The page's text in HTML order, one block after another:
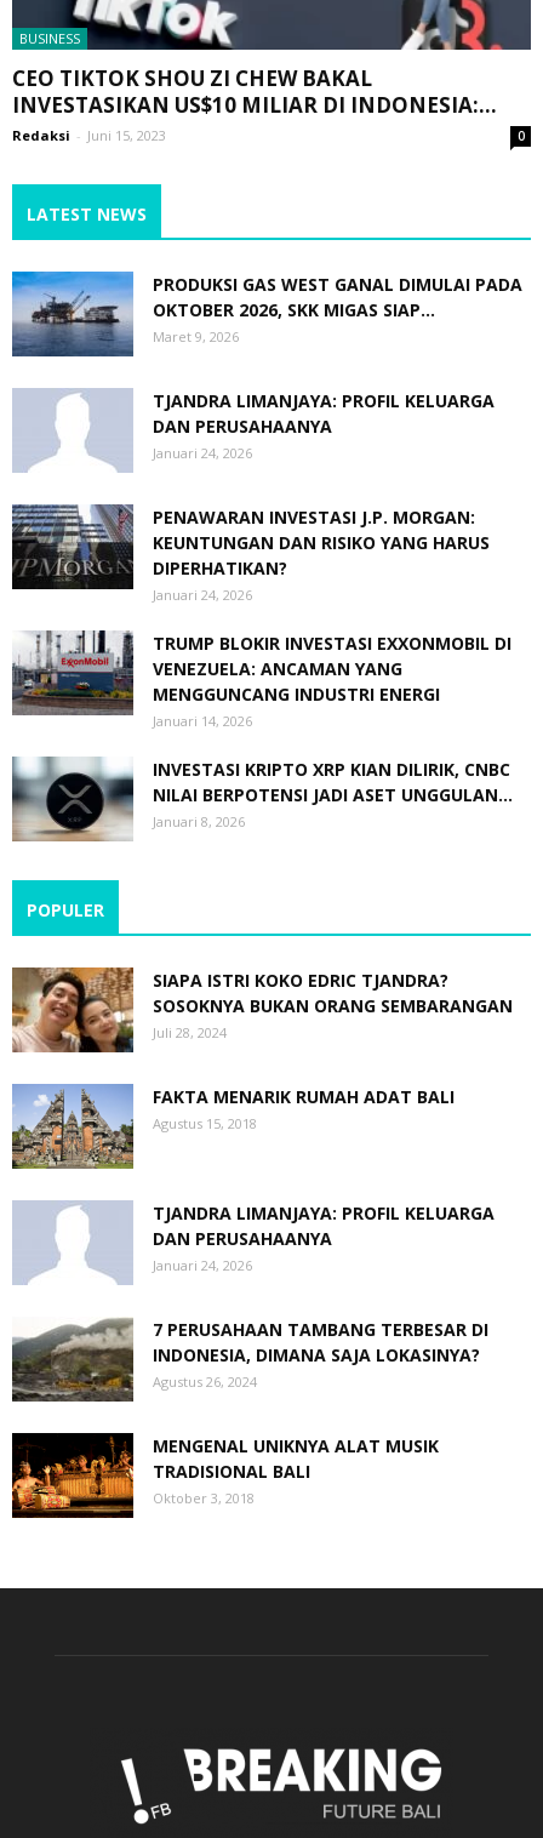
BUSINESS
CEO TIKTOK SHOU ZI CHEW BAKAL
INVESTASIKAN US$10 MILIAR DI INDONESIA:...
Redaksi - Juni 15, 2023 0
LATEST NEWS
PRODUKSI GAS WEST GANAL DIMULAI PADA
OKTOBER 2026, SKK MIGAS SIAP...
Maret 9, 2026
TJANDRA LIMANJAYA: PROFIL KELUARGA
DAN PERUSAHAANYA
Januari 24, 2026
PENAWARAN INVESTASI J.P. MORGAN:
KEUNTUNGAN DAN RISIKO YANG HARUS
DIPERHATIKAN?
Januari 24, 2026
TRUMP BLOKIR INVESTASI EXXONMOBIL DI
VENEZUELA: ANCAMAN YANG
MENGGUNCANG INDUSTRI ENERGI
Januari 14, 2026
INVESTASI KRIPTO XRP KIAN DILIRIK, CNBC
NILAI BERPOTENSI JADI ASET UNGGULAN...
Januari 8, 2026
POPULER
SIAPA ISTRI KOKO EDRIC TJANDRA?
SOSOKNYA BUKAN ORANG SEMBARANGAN
Juli 28, 2024
FAKTA MENARIK RUMAH ADAT BALI
Agustus 15, 2018
TJANDRA LIMANJAYA: PROFIL KELUARGA
DAN PERUSAHAANYA
Januari 24, 2026
7 PERUSAHAAN TAMBANG TERBESAR DI
INDONESIA, DIMANA SAJA LOKASINYA?
Agustus 26, 2024
MENGENAL UNIKNYA ALAT MUSIK
TRADISIONAL BALI
Oktober 3, 2018